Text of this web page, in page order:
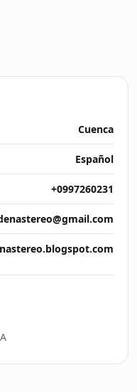
Cuenca
Español
+0997260231